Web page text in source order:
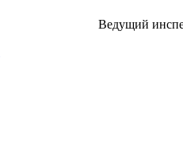
Ведущий